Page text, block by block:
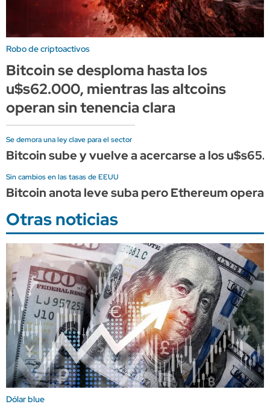
Robo de criptoactivos
Bitcoin se desploma hasta los
u$s62.000, mientras las altcoins
operan sin tenencia clara
Se demora una ley clave para el sector
Bitcoin sube y vuelve a acercarse a los
Sin cambios en las tasas de EEUU
Bitcoin anota leve suba pero Ethereum
Otras noticias
Dólar blue